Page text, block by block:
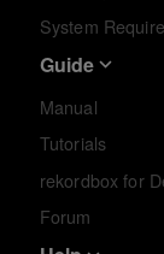
System
Guide
Manual
Tutorials
rekordbox for
Forum